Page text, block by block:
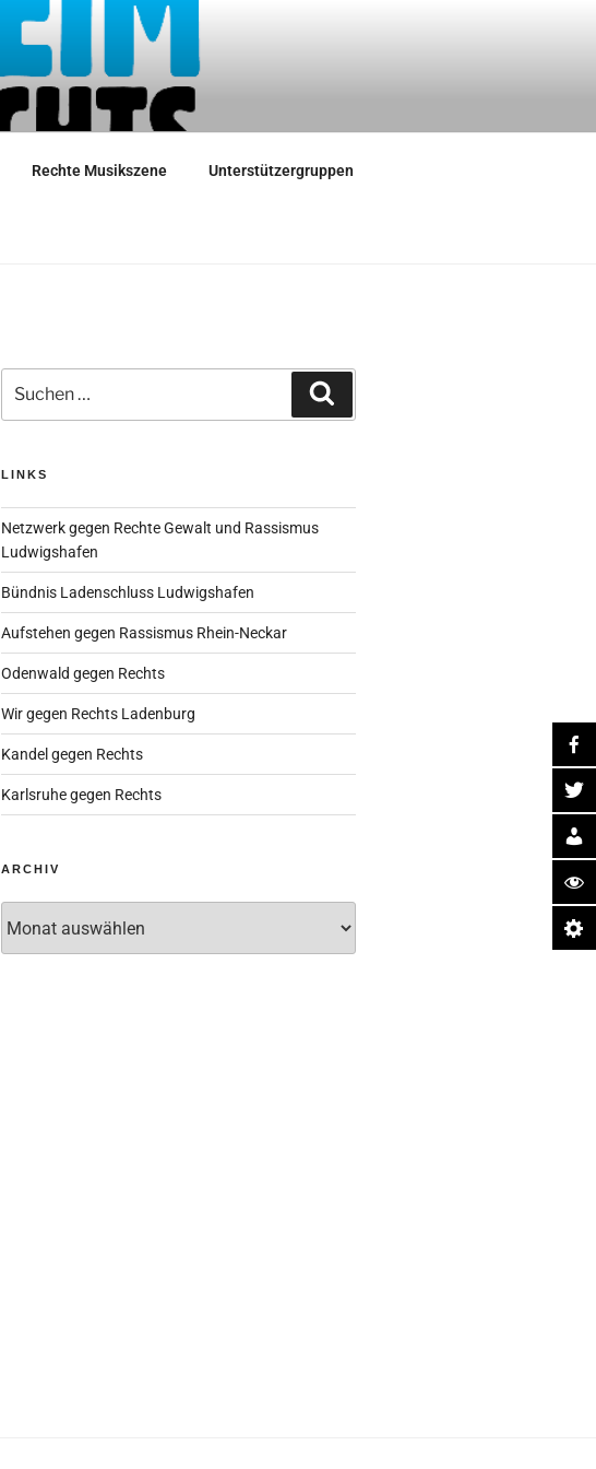
Rechte Musikszene Unterstützergruppen
nach:
LINKS
Netzwerk gegen Rechte Gewalt und Rassismus
Ludwigshafen
Bündnis Ladenschluss Ludwigshafen
Aufstehen gegen Rassismus Rhein-Neckar
Odenwald gegen Rechts
Wir gegen Rechts Ladenburg
Kandel gegen Rechts
Karlsruhe gegen Rechts
ARCHIV